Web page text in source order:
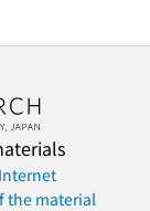
the material